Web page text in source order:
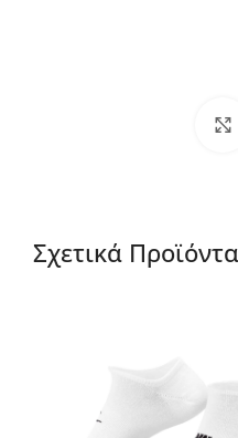
Σχετικά Προϊόντα